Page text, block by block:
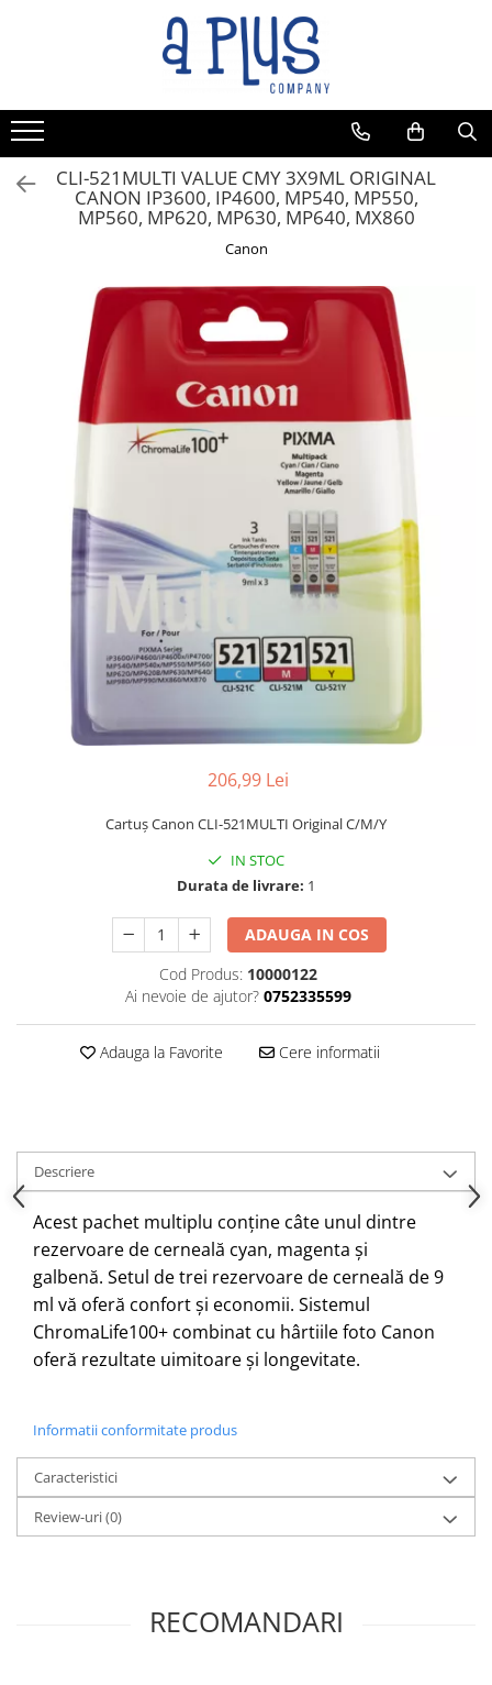
CLI-521MULTI VALUE CMY 3X9ML ORIGINAL
CANON IP3600, IP4600, MP540, MP550,
MP560, MP620, MP630, MP640, MX860
Canon
206,99 Lei
Cartuş Canon CLI-521MULTI Original C/M/Y
IN STOC
Durata de livrare: 1
ADAUGA IN COS
Cod Produs: 10000122
Ai nevoie de ajutor? 0752335599
Adauga la Favorite Cere informatii
Descriere
Acest pachet multiplu conține câte unul dintre
rezervoare de cerneală cyan, magenta și
galbenă. Setul de trei rezervoare de cerneală de 9
ml vă oferă confort și economii. Sistemul
ChromaLife100+ combinat cu hârtiile foto Canon
oferă rezultate uimitoare și longevitate.
Informatii conformitate produs
Caracteristici
Review-uri(0)
RECOMANDARI